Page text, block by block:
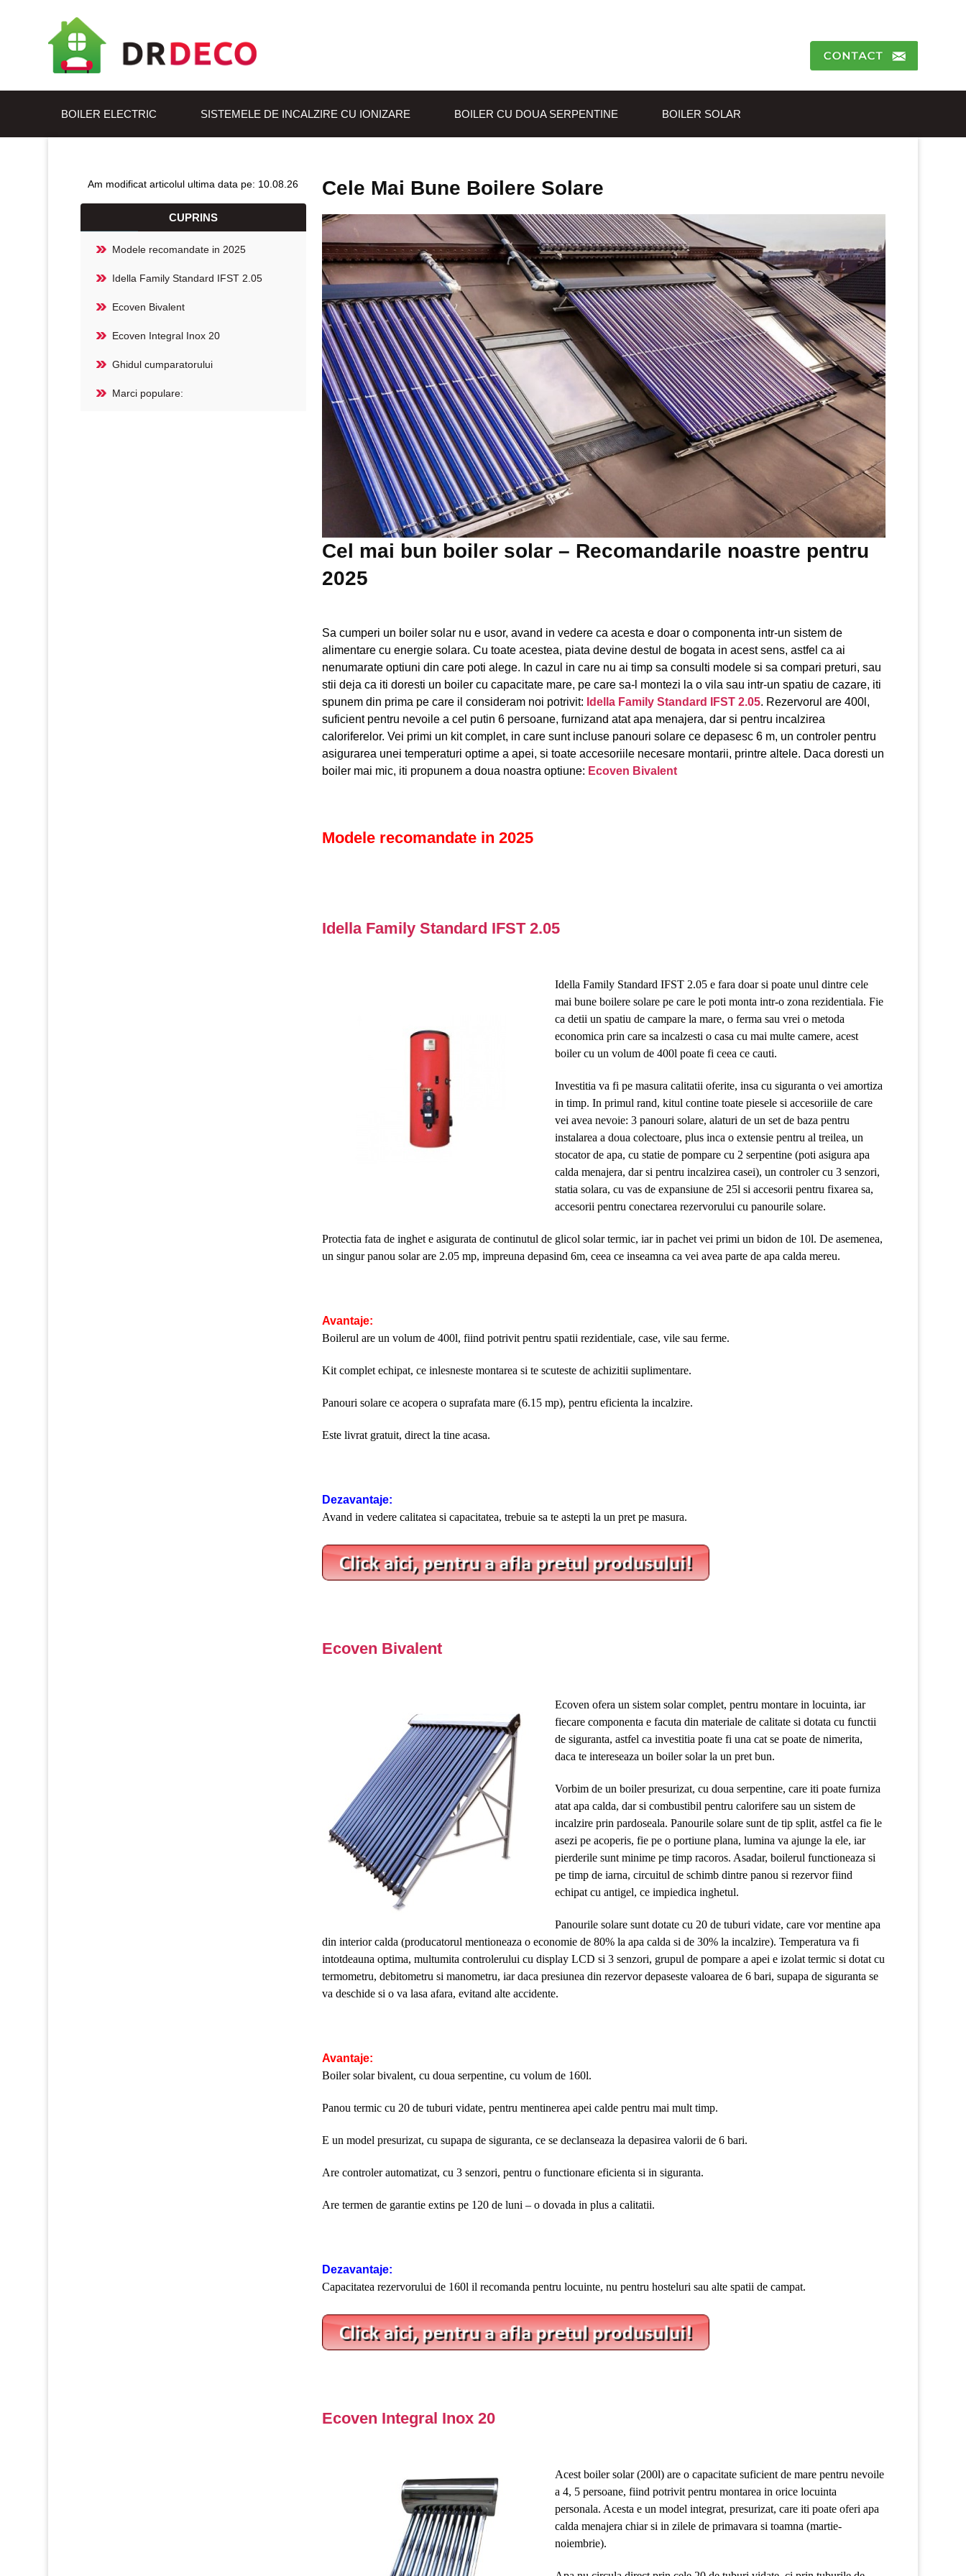
BOILER ELECTRIC SISTEMELE DE INCALZIRE CU IONIZARE BOILER CU DOUA SERPENTINE BOILER SOLAR
Am modificat articolul ultima data pe: 10.08.26
CUPRINS
Modele recomandate in 2025
Idella Family Standard IFST 2.05
Ecoven Bivalent
Ecoven Integral Inox 20
Ghidul cumparatorului
Marci populare:
Cele Mai Bune Boilere Solare
Cel mai bun boiler solar – Recomandarile noastre pentru
2025
Sa cumperi un boiler solar nu e usor, avand in vedere ca acesta e doar o componenta intr-un sistem de
alimentare cu energie solara. Cu toate acestea, piata devine destul de bogata in acest sens, astfel ca ai
nenumarate optiuni din care poti alege. In cazul in care nu ai timp sa consulti modele si sa compari preturi, sau
stii deja ca iti doresti un boiler cu capacitate mare, pe care sa-l montezi la o vila sau intr-un spatiu de cazare, iti
spunem din prima pe care il consideram noi potrivit: Idella Family Standard IFST 2.05. Rezervorul are 400l,
suficient pentru nevoile a cel putin 6 persoane, furnizand atat apa menajera, dar si pentru incalzirea
caloriferelor. Vei primi un kit complet, in care sunt incluse panouri solare ce depasesc 6 m, un controler pentru
asigurarea unei temperaturi optime a apei, si toate accesoriile necesare montarii, printre altele. Daca doresti un
boiler mai mic, iti propunem a doua noastra optiune: Ecoven Bivalent
Modele recomandate in 2025
Idella Family Standard IFST 2.05
Idella Family Standard IFST 2.05 e fara doar si poate unul dintre cele
mai bune boilere solare pe care le poti monta intr-o zona rezidentiala. Fie
ca detii un spatiu de campare la mare, o ferma sau vrei o metoda
economica prin care sa incalzesti o casa cu mai multe camere, acest
boiler cu un volum de 400l poate fi ceea ce cauti.
Investitia va fi pe masura calitatii oferite, insa cu siguranta o vei amortiza
in timp. In primul rand, kitul contine toate piesele si accesoriile de care
vei avea nevoie: 3 panouri solare, alaturi de un set de baza pentru
instalarea a doua colectoare, plus inca o extensie pentru al treilea, un
stocator de apa, cu statie de pompare cu 2 serpentine (poti asigura apa
calda menajera, dar si pentru incalzirea casei), un controler cu 3 senzori,
statia solara, cu vas de expansiune de 25l si accesorii pentru fixarea sa,
accesorii pentru conectarea rezervorului cu panourile solare.
Protectia fata de inghet e asigurata de continutul de glicol solar termic, iar in pachet vei primi un bidon de 10l. De asemenea,
un singur panou solar are 2.05 mp, impreuna depasind 6m, ceea ce inseamna ca vei avea parte de apa calda mereu.
Avantaje:
Boilerul are un volum de 400l, fiind potrivit pentru spatii rezidentiale, case, vile sau ferme.
Kit complet echipat, ce inlesneste montarea si te scuteste de achizitii suplimentare.
Panouri solare ce acopera o suprafata mare (6.15 mp), pentru eficienta la incalzire.
Este livrat gratuit, direct la tine acasa.
Dezavantaje:
Avand in vedere calitatea si capacitatea, trebuie sa te astepti la un pret pe masura.
Ecoven Bivalent
Ecoven ofera un sistem solar complet, pentru montare in locuinta, iar
fiecare componenta e facuta din materiale de calitate si dotata cu functii
de siguranta, astfel ca investitia poate fi una cat se poate de nimerita,
daca te intereseaza un boiler solar la un pret bun.
Vorbim de un boiler presurizat, cu doua serpentine, care iti poate furniza
atat apa calda, dar si combustibil pentru calorifere sau un sistem de
incalzire prin pardoseala. Panourile solare sunt de tip split, astfel ca fie le
asezi pe acoperis, fie pe o portiune plana, lumina va ajunge la ele, iar
pierderile sunt minime pe timp racoros. Asadar, boilerul functioneaza si
pe timp de iarna, circuitul de schimb dintre panou si rezervor fiind
echipat cu antigel, ce impiedica inghetul.
Panourile solare sunt dotate cu 20 de tuburi vidate, care vor mentine apa
din interior calda (producatorul mentioneaza o economie de 80% la apa calda si de 30% la incalzire). Temperatura va fi
intotdeauna optima, multumita controlerului cu display LCD si 3 senzori, grupul de pompare a apei e izolat termic si dotat cu
termometru, debitometru si manometru, iar daca presiunea din rezervor depaseste valoarea de 6 bari, supapa de siguranta se
va deschide si o va lasa afara, evitand alte accidente.
Avantaje:
Boiler solar bivalent, cu doua serpentine, cu volum de 160l.
Panou termic cu 20 de tuburi vidate, pentru mentinerea apei calde pentru mai mult timp.
E un model presurizat, cu supapa de siguranta, ce se declanseaza la depasirea valorii de 6 bari.
Are controler automatizat, cu 3 senzori, pentru o functionare eficienta si in siguranta.
Are termen de garantie extins pe 120 de luni – o dovada in plus a calitatii.
Dezavantaje:
Capacitatea rezervorului de 160l il recomanda pentru locuinte, nu pentru hosteluri sau alte spatii de campat.
Ecoven Integral Inox 20
Acest boiler solar (200l) are o capacitate suficient de mare pentru nevoile
a 4, 5 persoane, fiind potrivit pentru montarea in orice locuinta
personala. Acesta e un model integrat, presurizat, care iti poate oferi apa
calda menajera chiar si in zilele de primavara si toamna (martie-
noiembrie).